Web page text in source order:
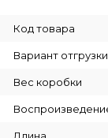
Код товара
Вариант отгрузки
Вес коробки
Длина